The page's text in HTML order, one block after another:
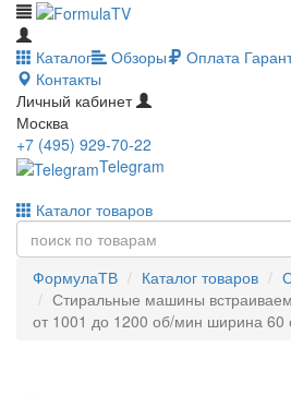
Каталог Обзоры Оплата
Контакты
Личный кабинет
Москва
+7 (495) 929-70-22
Telegram
Каталог товаров
ФормулаТВ Каталог товаров
Стиральные машины
от 1001 до 1200 об/мин ширина 60